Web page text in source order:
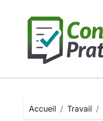
Accueil Travail